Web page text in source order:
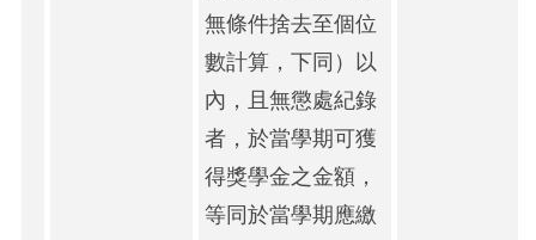
無條件捨去至個位
數計算，下同）以
內，且無懲處紀錄
者，於當學期可獲
得獎學金之金額，
等同於當學期應繳